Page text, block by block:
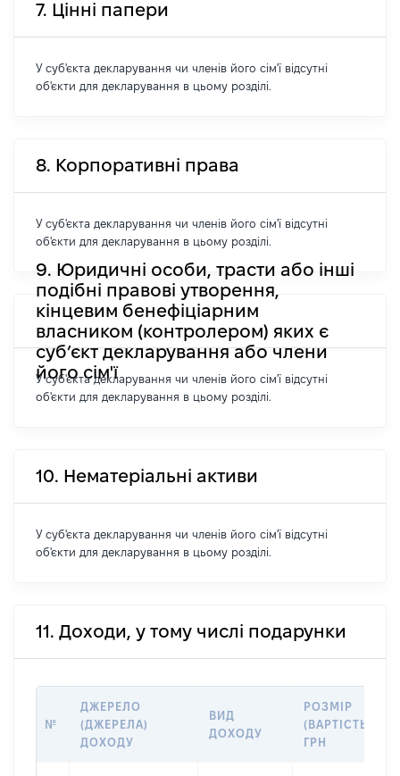
7. Цінні папери
У суб'єкта декларування чи членів його сім'ї відсутні
об'єкти для декларування в цьому розділі.
8. Корпоративні права
У суб'єкта декларування чи членів його сім'ї відсутні
об'єкти для декларування в цьому розділі.
9. Юридичні особи, трасти або інші
подібні правові утворення,
кінцевим бенефіціарним
власником (контролером) яких є
суб’єкт декларування або члени
його сім'ї
У суб'єкта декларування чи членів його сім'ї відсутні
об'єкти для декларування в цьому розділі.
10. Нематеріальні активи
У суб'єкта декларування чи членів його сім'ї відсутні
об'єкти для декларування в цьому розділі.
11. Доходи, у тому числі подарунки
№
ДЖЕРЕЛО
(ДЖЕРЕЛА)
ДОХОДУ
ВИД
ДОХОДУ
РОЗМІР
(ВАРТІСТЬ),
ГРН